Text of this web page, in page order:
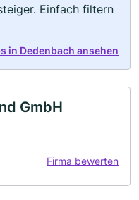
Einfach filtern
in Dedenbach ansehen
GmbH
Firma bewerten